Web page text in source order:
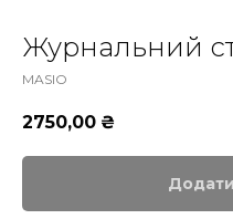
Журнальний
MASIO
2750,00 ₴